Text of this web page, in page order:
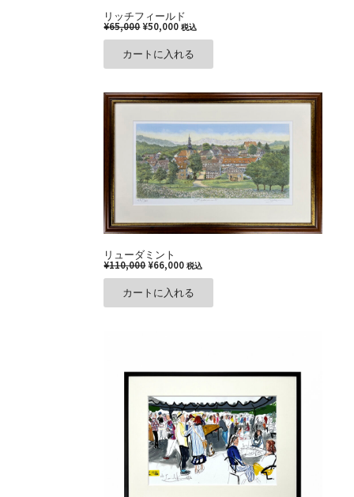
リッチフィールド
¥65,000¥50,000 税込
カートに入れる
リューダミント
¥110,000¥66,000 税込
カートに入れる